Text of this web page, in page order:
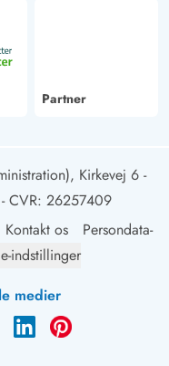
Partner
Kirkevej 6 -
- CVR: 26257409
Kontakt os
Persondata-
indstillinger
medier